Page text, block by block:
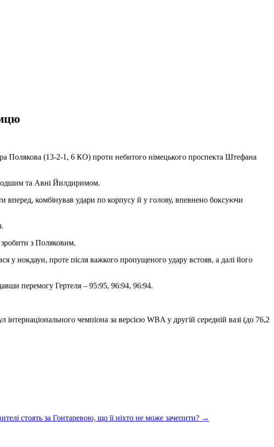
Полякова (13-2-1, 6 КО) проти небитого німецького проспекта Штефана
та Авні Йилдиримом.
вперед, комбінував удари по корпусу й у голову, впевнено боксуючи
зробити з Поляковим.
у нокдаун, проте після важкого пропущеного удару встояв, а далі його
перемогу Гертеля – 95:95, 96:94, 96:94.
чемпіона за версією WBA у другій середній вазі (до 76,2
стоять за Гонтаревою, що її ніхто не може зачепити? →